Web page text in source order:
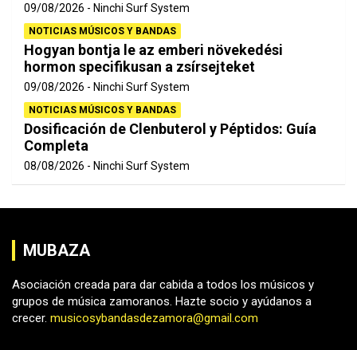
09/08/2026 Ninchi Surf System
NOTICIAS MÚSICOS Y BANDAS
Hogyan bontja le az emberi növekedési
hormon specifikusan a zsírsejteket
09/08/2026 Ninchi Surf System
NOTICIAS MÚSICOS Y BANDAS
Dosificación de Clenbuterol y Péptidos: Guía
Completa
08/08/2026 Ninchi Surf System
MUBAZA
Asociación creada para dar cabida a todos los músicos y
grupos de música zamoranos. Hazte socio y ayúdanos a
crecer. musicosybandasdezamora@gmail.com